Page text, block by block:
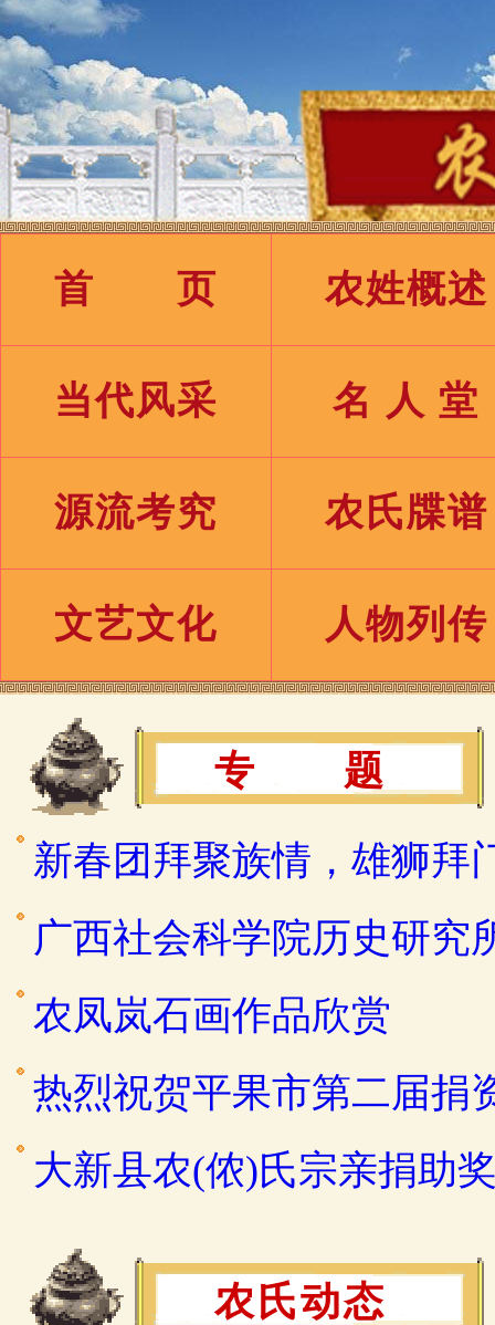
首 页 农姓概述
当代风采 名 人 堂
源流考究 农氏牒谱
文艺文化 人物列传
专 题
新春团拜聚族情，雄狮拜
广西社会科学院历史研
农凤岚石画作品欣赏
热烈祝贺平果市第二届
大新县农(侬)氏宗亲捐助
农氏动态